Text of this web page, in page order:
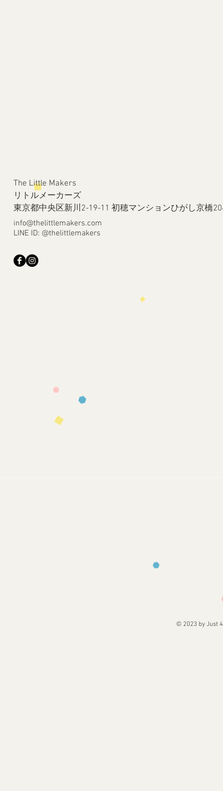
The Little Makers
リトルメーカーズ
東京都中央区新川2-19-11 初穂マンションひがし京橋
info@thelittlemakers.com
LINE ID: @thelittlemakers
© 2023 by Just